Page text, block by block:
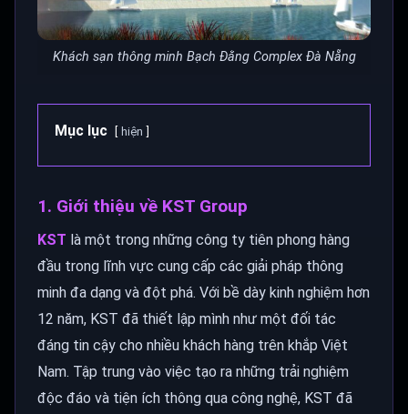
Khách sạn thông minh Bạch Đằng Complex Đà Nẵng
Mục lục hiện
1. Giới thiệu về KST Group
KST là một trong những công ty tiên phong hàng
đầu trong lĩnh vực cung cấp các giải pháp thông
minh đa dạng và đột phá. Với bề dày kinh nghiệm hơn
12 năm, KST đã thiết lập mình như một đối tác
đáng tin cậy cho nhiều khách hàng trên khắp Việt
Nam. Tập trung vào việc tạo ra những trải nghiệm
độc đáo và tiện ích thông qua công nghệ, KST đã